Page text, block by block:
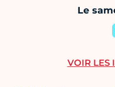
Le
VOIR LES